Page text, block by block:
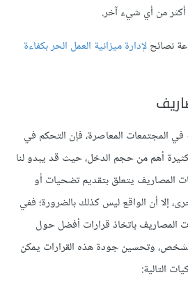
أكثر من أي شيء آخر.
نصائحلإدارة ميزانية العمل الحر بكفاءة
في المجتمعات المعاصرة، فإن التحكم في
أهم من حجم الدخل، حيث قد يبدو لنا
المصاريف يتعلق بتقديم تضحيات أو
إلا أن الواقع ليس كذلك بالضرورة؛ ففي
المصاريف باتخاذ قرارات أفضل حول
الشخص، وتحسين جودة هذه القرارات يمكن
التالية: